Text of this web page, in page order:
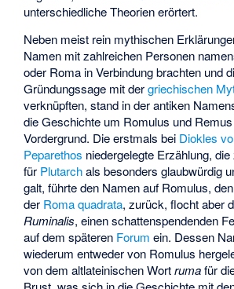
unterschiedliche Theorien erörtert.
Neben meist rein mythischen
Namen mit zahlreichen Personen
oder Roma in Verbindung brachten und
Gründungssage mit dergriechischen
verknüpften, stand in der antiken
die Geschichte um Romulus und
Vordergrund. Die erstmals bei Diokles
Peparethos niedergelegte Erzählung,
für Plutarchals besonders glaubwürdig
galt, führte den Namen auf Romulus,
der Roma quadrata, zurück, flocht aber
Ruminalis, einen schattenspendenden
auf dem späteren Forum ein. Dessen
wiederum entweder von Romulus
von dem altlateinischen Wortrumafür